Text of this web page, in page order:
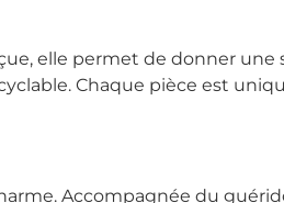
elle permet de donner une
Chaque pièce est
Accompagnée du